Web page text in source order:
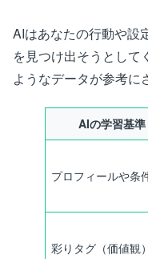
AIはあなたの行動や設
を見つけ出そうとして
ようなデータが参考に
AIの学習基準
プロフィールや条
彩りタグ（価値観）